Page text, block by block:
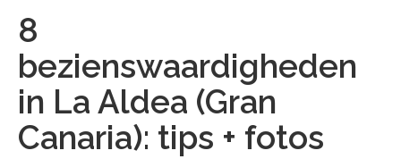
8
bezienswaardigheden
in La Aldea (Gran
Canaria): tips + fotos